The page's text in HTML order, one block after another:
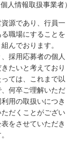
人情報取扱事業者）
源であり、行員一
職場にすることを
んでおります。
採用応募者の個人
たいと考えており
ては、これまで以
何卒ご理解いただ
用の取扱いにつき
だくことがござい
をさせていただき